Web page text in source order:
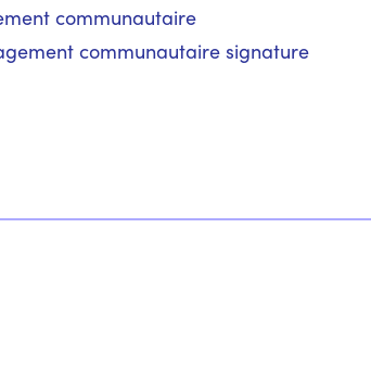
communautaire
communautaire signature